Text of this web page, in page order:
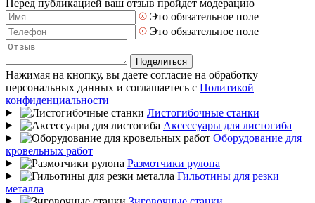
Перед публикацией ваш отзыв пройдет модерацию
Это обязательное поле
Это обязательное поле
Поделиться
Нажимая на кнопку, вы даете согласие на обработку
персональных данных и соглашаетесь с Политикой
конфиденциальности
Листогибочные станки
Аксессуары для листогиба
Оборудование для
кровельных работ
Размотчики рулона
Гильотины для резки
металла